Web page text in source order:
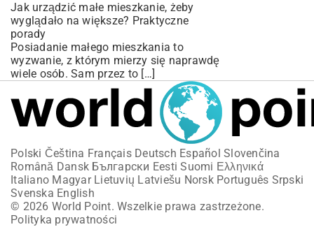
Jak urządzić małe mieszkanie, żeby
wyglądało na większe? Praktyczne
porady
Posiadanie małego mieszkania to
wyzwanie, z którym mierzy się naprawdę
wiele osób. Sam przez to […]
Polski Čeština Français Deutsch Español Slovenčina
Română Dansk Български Eesti Suomi Ελληνικά
Italiano Magyar Lietuvių Latviešu Norsk Português Srpski
Svenska English
© 2026 World Point. Wszelkie prawa zastrzeżone.
Polityka prywatności